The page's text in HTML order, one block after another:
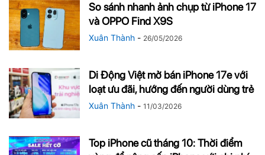
So sánh nhanh ảnh chụp từ iPhone 17
và OPPO Find X9S
Xuân Thành - 26/05/2026
Di Động Việt mở bán iPhone 17e với
loạt ưu đãi, hướng đến người dùng trẻ
Xuân Thành - 11/03/2026
Top iPhone cũ tháng 10: Thời điểm